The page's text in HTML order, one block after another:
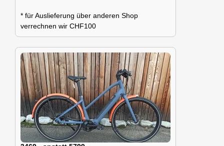
* für Auslieferung über anderen Shop
verrechnen wir CHF100